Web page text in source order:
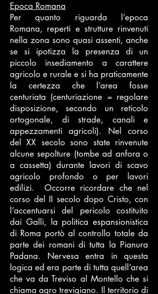
Epoca Romana
Per quanto riguarda l’epoca
Romana, reperti e strutture rinvenuti
nella zona sono quasi assenti, anche
se si ipotizza la presenza di un
piccolo insediamento a carattere
agricolo e rurale e si ha praticamente
la certezza che l’area fosse
centuriata (centuriazione = regolare
disposizione, secondo un reticolo
ortogonale, di strade, canali e
appezzamenti agricoli). Nel corso
del XX secolo sono state rinvenute
alcune sepolture (tombe ad anfora o
a cassetta) durante lavori di scavo
agricolo profondo o per lavori
edilizi. Occorre ricordare che nel
corso del II secolo dopo Cristo, con
l’accentuarsi del pericolo costituito
dai Galli, la politica espansionistica
di Roma portò al controllo totale da
parte dei romani di tutta la Pianura
Padana. Nervesa entra in questa
logica ed era parte di tutta quell’area
che va da Treviso al Montello che si
chiama agro trevigiano. Il territorio di